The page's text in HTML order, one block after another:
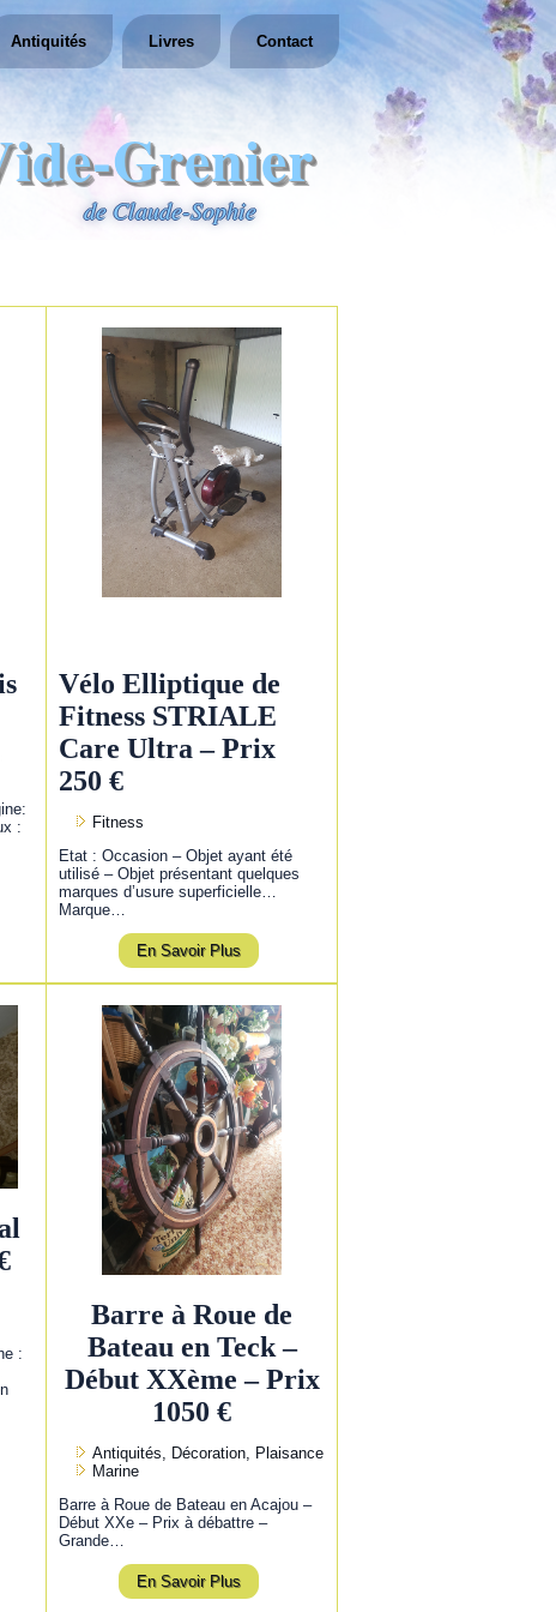
Grenier
de Claude-Sophie
Antiquités Livres Contact
:
Vélo Elliptique de
Fitness STRIALE
Care Ultra – Prix
250 €
Fitness
Etat : Occasion – Objet ayant été
utilisé – Objet présentant quelques
marques d’usure superficielle…
Marque…
En Savoir Plus
:
Barre à Roue de
Bateau en Teck –
Début XXème – Prix
1050 €
Antiquités, Décoration, Plaisance
Marine
Barre à Roue de Bateau en Acajou –
Début XXe – Prix à débattre –
Grande…
En Savoir Plus